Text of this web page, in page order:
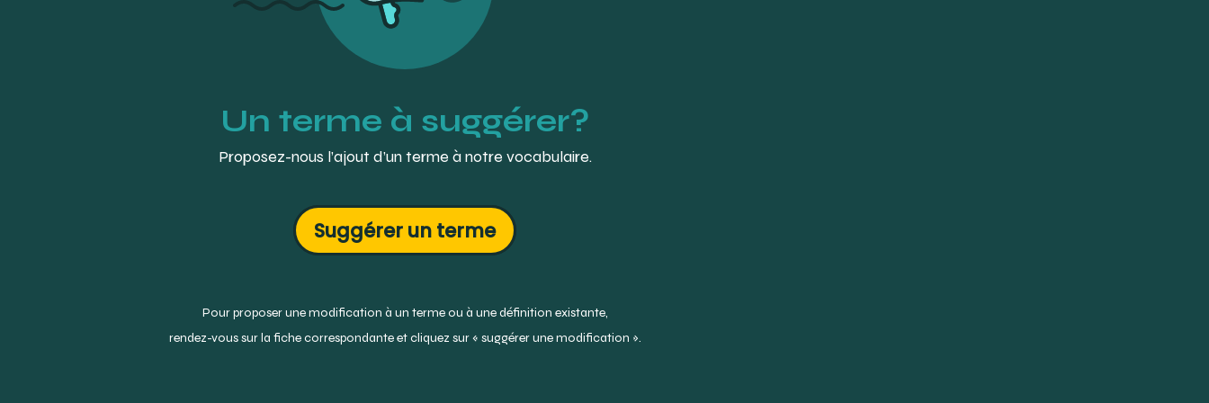
Un terme à suggérer?
Proposez-nous l’ajout d’un terme à notre vocabulaire.
Suggérer un terme
Pour proposer une modification à un terme ou à une définition existante,
rendez-vous sur la fiche correspondante et cliquez sur « suggérer une modification ».